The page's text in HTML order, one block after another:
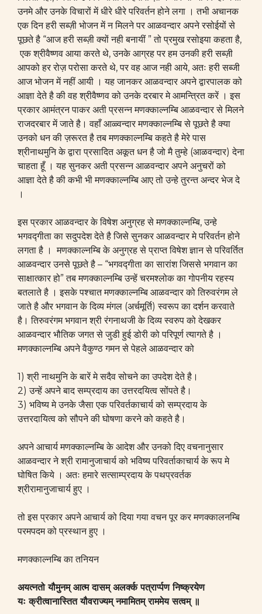
उनमे और उनके विचारों में धीरे धीरे परिवर्तन होने लगा । तभी अचानक
एक दिन हरी सब्ज़ी भोजन में न मिलने पर आळवन्दार अपने रसोईयों से
पूछते है “आज हरी सब्ज़ी क्यों नही बनायीं ” तो प्रमुख रसोइया कहता है,
एक श्रीवैष्णव आया करते थे, उनके आग्रह पर हम उनकी हरी सब्ज़ी
आपको हर रोज़ परोसा करते थे, पर वह आज नही आये, अतः हरी सब्जी
आज भोजन में नहीं आयी । यह जानकर आळवन्दार अपने द्वारपालक को
आज्ञा देते है की वह श्रीवैष्णव को उनके दरबार मे आमन्त्रित करें । इस
प्रकार आमंत्रन पाकर अती प्रसन्न मणक्काल्नम्बि आळवन्दार से मिलने
राजदरबार में जाते है। वहाँ आळ्वन्दार मणक्काल्नम्बि से पूछते है क्या
उनको धन की ज़रूरत है तब मणक्काल्नम्बि कहते है मेरे पास
श्रीनाथमुनि के द्वारा प्रसादित अकूत धन है जो मै तुम्हे (आळवन्दार) देना
चाहता हूँ । यह सुनकर अती प्रसन्न आळवन्दार अपने अनुचरों को
आज्ञा देते है की कभी भी मणक्काल्नम्बि आए तो उन्हे तुरन्त अन्दर भेज दे
।
इस प्रकार आळवन्दार के विषेश अनुग्रह से मणक्काल्नम्बि, उन्हे
भगवद्गीता का सदुपदेश देते है जिसे सुनकर आळवन्दार मे परिवर्तन होने
लगता है । मणक्काल्नम्बि के अनुग्रह से प्राप्त विषेश ज्ञान से परिवर्तित
आळवन्दार उनसे पूछते है – “भगवद्गीता का सारांश जिससे भगवान का
साक्षात्कार हो” तब मणक्काल्नम्बि उन्हें चरमश्लोक का गोपनीय रहस्य
बतलाते है । इसके पश्चात मणक्काल्नम्बि आळवन्दार को तिरुवरंगम ले
जाते है और भगवान के दिव्य मंगल (अर्चमूर्ति) स्वरूप का दर्शन करवाते
है। तिरुवरंगम भगवान श्री रंगनाथजी के दिव्य स्वरुप को देखकर
आळवन्दार भौतिक जगत से जुडी हुई डोरी को परिपूर्ण त्यागते है ।
मणक्काल्नम्बि अपने वैकुण्ठ गमन से पेहले आळवन्दार को
1) श्री नाथमुनि के बारें मे सदैव सोचने का उपदेश देते है।
2) उन्हें अपने बाद सम्प्रदाय का उत्तरदयित्व सोंपते है।
3) भविष्य मे उनके जैसा एक परिवर्तकाचार्य को सम्प्रदाय के
उत्तरदायित्व को सौपने की घोषणा करने को कहते है।
अपने आचार्य मणक्काल्नम्बि के आदेश और उनको दिए वचनानुसार
आळवन्दार ने श्री रामानुजाचार्य को भविष्य परिवर्ताकाचार्य के रूप मे
घोषित किये । अतः हमारे सत्साम्प्रदाय के पथप्रवर्तक
श्रीरामानुजाचार्य हुए ।
तो इस प्रकार अपने आचार्य को दिया गया वचन पूर कर मणक्कालनम्बि
परमपदम को प्रस्थान हुए ।
मणक्काल्नम्बि का तनियन
अयत्नतो यौमुनम् आत्म दासम् अलर्क्क पत्रार्प्पण निष्क्रयेण
यः क्रीत्वानास्तित यौवराज्यम् नमामितम् राममेय सत्वम् ॥